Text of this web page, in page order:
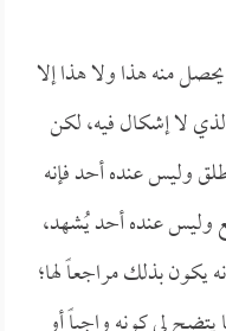
منه هذا ولا هذا إلا
لا إشكال فيه، لكن
وليس عنده أحد فإنه
وليس عنده أحد يُشهد،
يكون بذلك مراجعاً لها؛